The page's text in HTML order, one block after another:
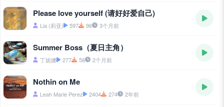
Please love yourself (请好好爱自己)
Lia (莉亚) 597 96 3个月前
Summer Boss（夏日主角）
丁妮娜 277 56 2个月前
Nothin on Me
Leah Marie Perez 2404 274 2年前